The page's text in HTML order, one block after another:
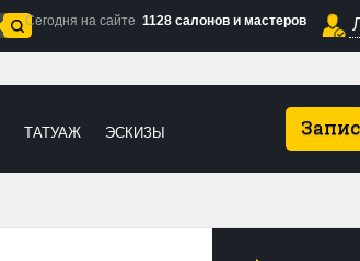
Сегодня на сайте 1128 салонов и мастеров
ТАТУАЖ ЭСКИЗЫ